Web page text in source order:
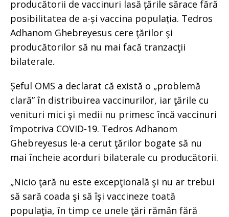
producătorii de vaccinuri lasă țările sărace fără
posibilitatea de a-și vaccina populația. Tedros
Adhanom Ghebreyesus cere ţărilor şi
producătorilor să nu mai facă tranzacţii
bilaterale.
Șeful OMS a declarat că există o „problemă
clară” în distribuirea vaccinurilor, iar ţările cu
venituri mici şi medii nu primesc încă vaccinuri
împotriva COVID-19. Tedros Adhanom
Ghebreyesus le-a cerut ţărilor bogate să nu
mai încheie acorduri bilaterale cu producătorii.
„Nicio ţară nu este excepţională şi nu ar trebui
să sară coada şi să îşi vaccineze toată
populaţia, în timp ce unele ţări rămân fără